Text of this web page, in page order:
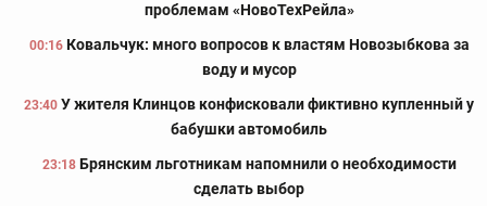
проблемам «НовоТехРейла»
00:16 Ковальчук: много вопросов к властям Новозыбкова за
воду и мусор
23:40 У жителя Клинцов конфисковали фиктивно купленный у
бабушки автомобиль
23:18 Брянским льготникам напомнили о необходимости
сделать выбор